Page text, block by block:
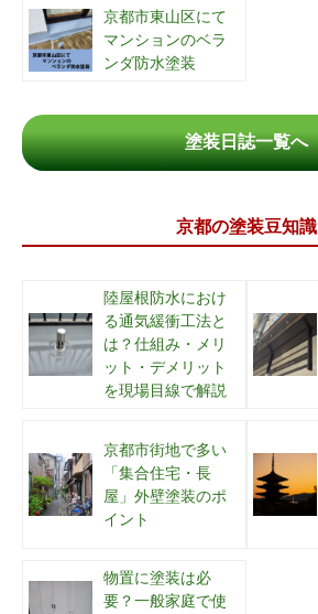
京都市東山区にて
マンションのベラ
ンダ防水塗装
塗装日誌一覧へ
京都の塗装豆知識
陸屋根防水におけ
る通気緩衝工法と
は？仕組み・メリ
ット・デメリット
を現場目線で解説
京都市街地で多い
「集合住宅・長
屋」外壁塗装のポ
イント
物置に塗装は必
要？一般家庭で使